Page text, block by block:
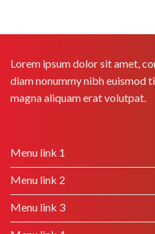
Lorem ipsum dolor sit amet,
diam nonummy nibh euismod
magna aliquam erat volutpat.
Menu link 1
Menu link 2
Menu link 3